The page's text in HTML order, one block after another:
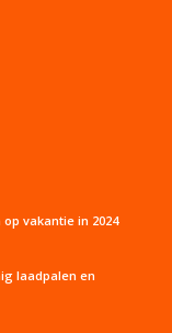
vakantie in 2024
laadpalen en